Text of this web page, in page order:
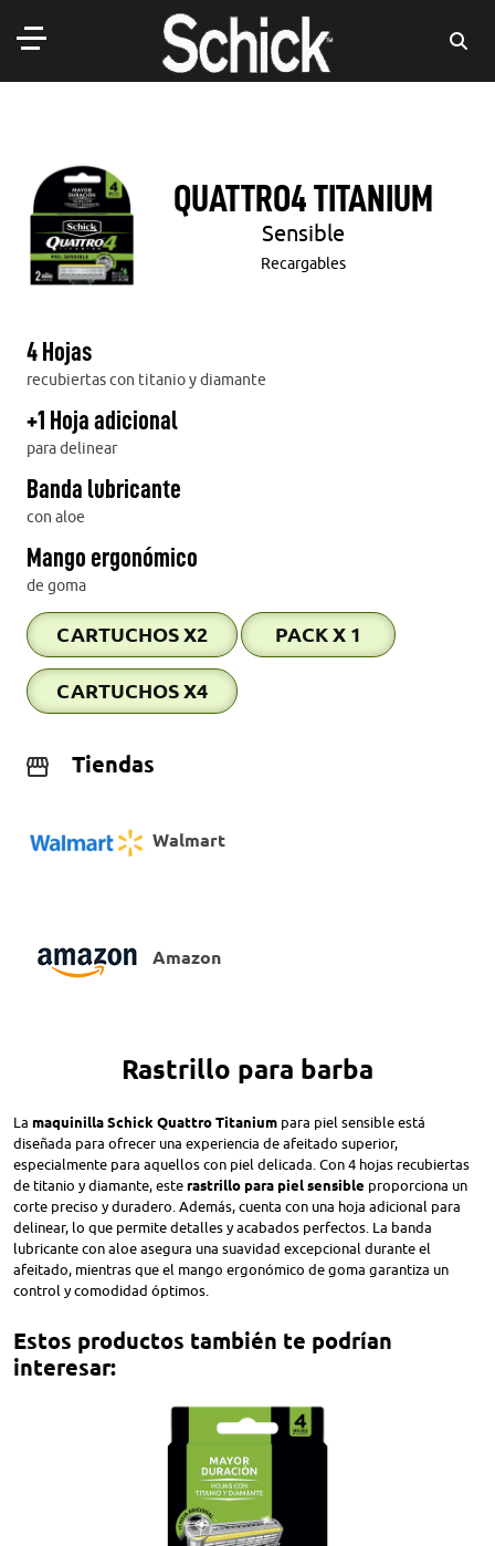
QUATTRO4 TITANIUM
Sensible
Recargables
4 Hojas
recubiertas con titanio y diamante
+1 Hoja adicional
para delinear
Banda lubricante
con aloe
Mango ergonómico
de goma
CARTUCHOS X2 PACK X 1
CARTUCHOS X4
Tiendas
Walmart
Amazon
Rastrillo para barba
La maquinilla Schick Quattro Titanium para piel sensible está
diseñada para ofrecer una experiencia de afeitado superior,
especialmente para aquellos con piel delicada. Con 4 hojas recubiertas
de titanio y diamante, este rastrillo para piel sensible proporciona un
corte preciso y duradero. Además, cuenta con una hoja adicional para
delinear, lo que permite detalles y acabados perfectos. La banda
lubricante con aloe asegura una suavidad excepcional durante el
afeitado, mientras que el mango ergonómico de goma garantiza un
control y comodidad óptimos.
Estos productos también te podrían
interesar: